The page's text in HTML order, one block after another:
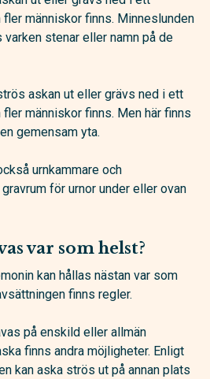
människor finns. Minneslunden
varken stenar eller namn på de
askan ut eller grävs ned i ett
människor finns. Men här finns
gemensam yta.
urnkammare och
för urnor under eller ovan
var som helst?
kan hållas nästan var som
finns regler.
på enskild eller allmän
finns andra möjligheter. Enligt
kan aska strös ut på annan plats